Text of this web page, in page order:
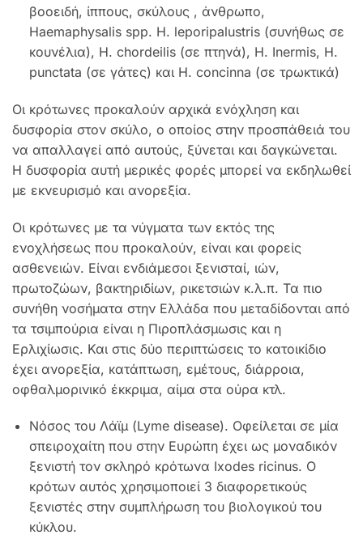
βοοειδή, ίππους, σκύλους , άνθρωπο,
Haemaphysalis spp. H. leporipalustris (συνήθως σε
κουνέλια), H. chordeilis (σε πτηνά), H. Inermis, Η.
punctata (σε γάτες) και Η. concinna (σε τρωκτικά)
Οι κρότωνες προκαλούν αρχικά ενόχληση και
δυσφορία στον σκύλο, ο οποίος στην προσπάθειά του
να απαλλαγεί από αυτούς, ξύνεται και δαγκώνεται.
Η δυσφορία αυτή μερικές φορές μπορεί να εκδηλωθεί
με εκνευρισμό και ανορεξία.
Οι κρότωνες με τα νύγματα των εκτός της
ενoχλήσεως που προκαλούν, είναι και φορείς
ασθενειών. Είναι ενδιάμεσοι ξενισταί, ιών,
πρωτοζώων, βακτηριδίων, ρικετσιών κ.λ.π. Τα πιο
συνήθη νοσήματα στην Ελλάδα που μεταδίδονται από
τα τσιμπούρια είναι η Πιροπλάσμωσις και η
Ερλιχίωσις. Και στις δύο περιπτώσεις το κατοικίδιο
έχει ανορεξία, κατάπτωση, εμέτους, διάρροια,
οφθαλμορινικό έκκριμα, αίμα στα ούρα κτλ.
Νόσος του Λάϊμ (Lyme disease). Οφείλεται σε μία
σπειροχαίτη που στην Ευρώπη έχει ως μοναδικόν
ξενιστή τον σκληρό κρότωνα Ixodes ricinus. Ο
κρότων αυτός χρησιμοποιεί 3 διαφορετικούς
ξενιστές στην συμπλήρωση του βιολογικού του
κύκλου.